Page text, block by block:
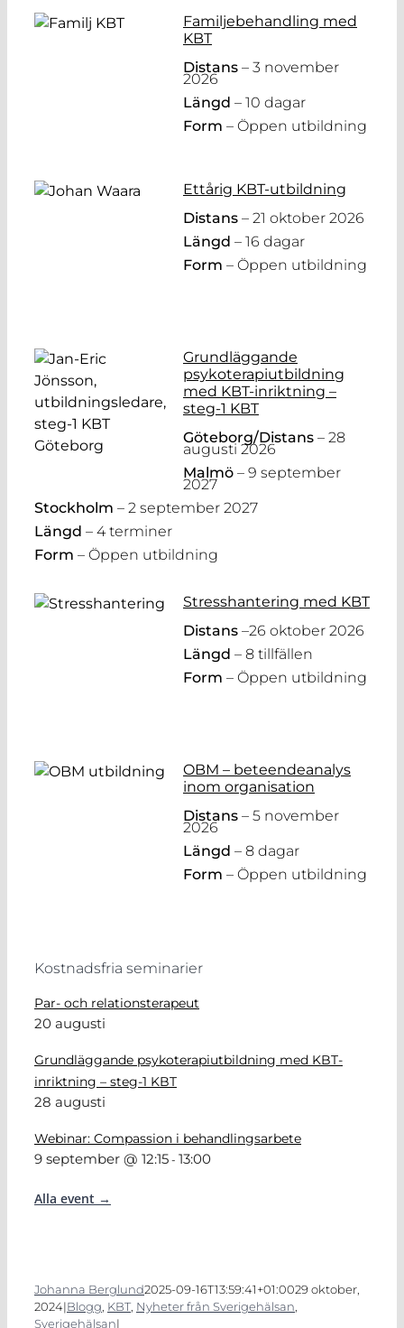
Familjebehandling med
KBT
Distans– 3 november
2026
Längd – 10 dagar
Form – Öppen utbildning
Ettårig KBT-utbildning
Distans– 21 oktober 2026
Längd – 16 dagar
Form – Öppen utbildning
Grundläggande
psykoterapiutbildning
med KBT-inriktning –
steg-1 KBT
Göteborg/Distans– 28
augusti 2026
Malmö– 9 september
2027
Stockholm – 2 september 2027
Längd – 4 terminer
Form – Öppen utbildning
Stresshantering med KBT
Distans–26 oktober 2026
Längd – 8 tillfällen
Form – Öppen utbildning
OBM – beteendeanalys
inom organisation
Distans– 5 november
2026
Längd – 8 dagar
Form – Öppen utbildning
Kostnadsfria seminarier
Par- och relationsterapeut
20 augusti
Grundläggande psykoterapiutbildning med KBT-
inriktning – steg-1 KBT
28 augusti
Webinar: Compassion i behandlingsarbete
9 september @ 12:15- 13:00
Alla event →
Johanna Berglund2025-09-16T13:59:41+01:0029 oktober,
2024|Blogg, KBT, Nyheter från Sverigehälsan,
Sverigehälsan|